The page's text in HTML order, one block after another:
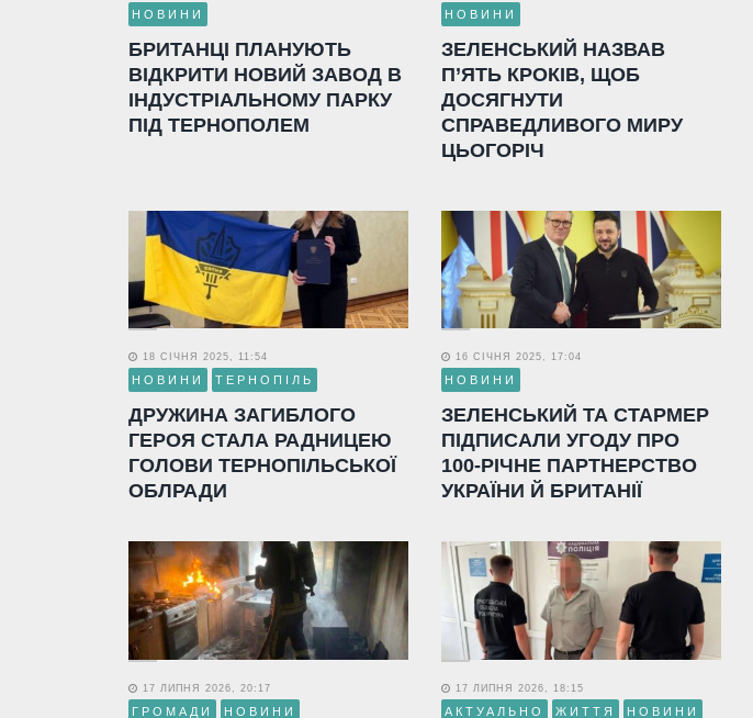
НОВИНИ
БРИТАНЦІ ПЛАНУЮТЬ
ВІДКРИТИ НОВИЙ ЗАВОД В
ІНДУСТРІАЛЬНОМУ ПАРКУ
ПІД ТЕРНОПОЛЕМ
НОВИНИ
ЗЕЛЕНСЬКИЙ НАЗВАВ
П’ЯТЬ КРОКІВ, ЩОБ
ДОСЯГНУТИ
СПРАВЕДЛИВОГО МИРУ
ЦЬОГОРІЧ
18 СІЧНЯ 2025, 11:54
НОВИНИ ТЕРНОПІЛЬ
ДРУЖИНА ЗАГИБЛОГО
ГЕРОЯ СТАЛА РАДНИЦЕЮ
ГОЛОВИ ТЕРНОПІЛЬСЬКОЇ
ОБЛРАДИ
16 СІЧНЯ 2025, 17:04
НОВИНИ
ЗЕЛЕНСЬКИЙ ТА СТАРМЕР
ПІДПИСАЛИ УГОДУ ПРО
100-РІЧНЕ ПАРТНЕРСТВО
УКРАЇНИ Й БРИТАНІЇ
17 ЛИПНЯ 2026, 20:17
ГРОМАДИ НОВИНИ
17 ЛИПНЯ 2026, 18:15
АКТУАЛЬНО ЖИТТЯ НОВИНИ